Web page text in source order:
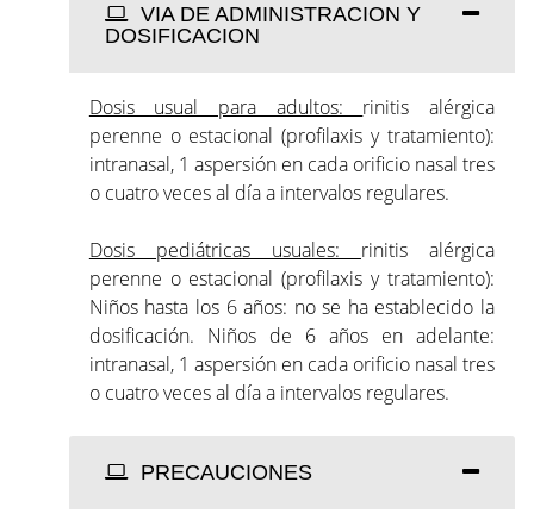
VIA DE ADMINISTRACION Y
DOSIFICACION
Dosis usual para adultos: rinitis alérgica
perenne o estacional (profilaxis y tratamiento):
intranasal, 1 aspersión en cada orificio nasal tres
o cuatro veces al día a intervalos regulares.
Dosis pediátricas usuales: rinitis alérgica
perenne o estacional (profilaxis y tratamiento):
Niños hasta los 6 años: no se ha establecido la
dosificación. Niños de 6 años en adelante:
intranasal, 1 aspersión en cada orificio nasal tres
o cuatro veces al día a intervalos regulares.
PRECAUCIONES